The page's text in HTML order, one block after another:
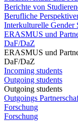
Berichte von
Berufliche
Interkulturelle Gender
ERASMUS und
DaF/DaZ
ERASMUS und
DaF/DaZ
Incoming students
Outgoing students
Outgoing students
Outgoings
Forschung
Forschung